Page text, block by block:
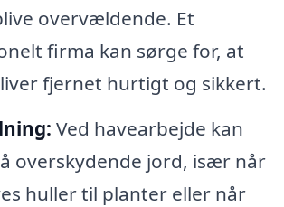
overvældende. Et
firma kan sørge for, at
fjernet hurtigt og sikkert.
Ved havearbejde kan
overskydende jord, især når
huller til planter eller når